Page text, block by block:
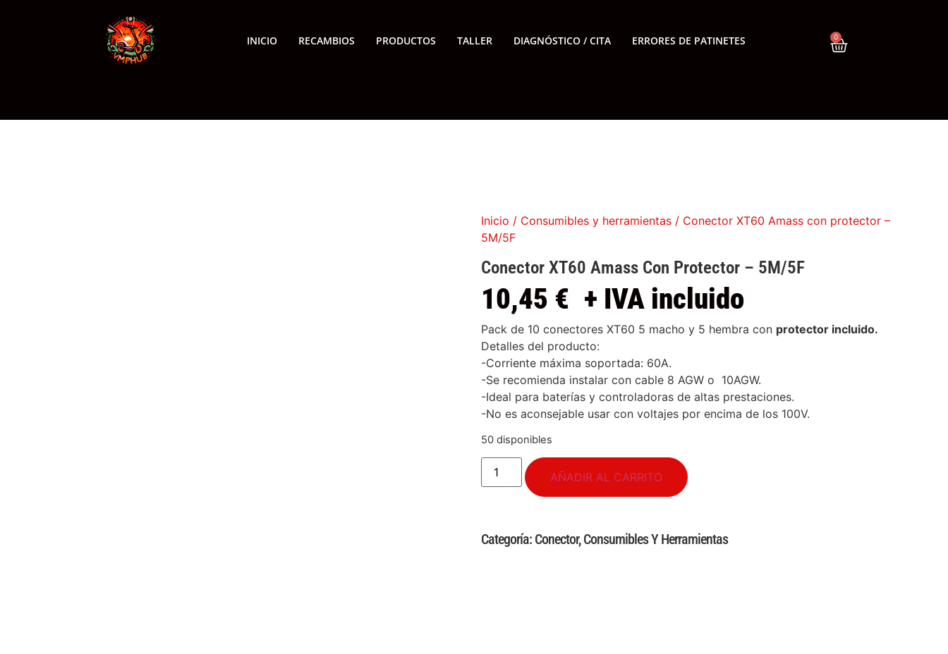
INICIO RECAMBIOS PRODUCTOS TALLER DIAGNÓSTICO / CITA ERRORES DE PATINETES 0
Inicio / Consumibles y herramientas / Conector XT60 Amass con protector –
5M/5F
Conector XT60 Amass Con Protector – 5M/5F
10,45 € + IVA incluido
Pack de 10 conectores XT60 5 macho y 5 hembra con protector incluido.
Detalles del producto:
-Corriente máxima soportada: 60A.
-Se recomienda instalar con cable 8 AGW o 10AGW.
-Ideal para baterías y controladoras de altas prestaciones.
-No es aconsejable usar con voltajes por encima de los 100V.
50 disponibles
AÑADIR AL CARRITO
Categoría: Conector,Consumibles Y Herramientas